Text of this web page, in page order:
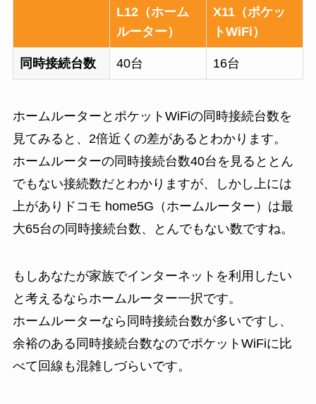
L12（ホーム
ルーター）
X11（ポケッ
トWiFi）
同時接続台数 40台 16台
ホームルーターとポケットWiFiの同時接続台数を
見てみると、2倍近くの差があるとわかります。
ホームルーターの同時接続台数40台を見るととん
でもない接続数だとわかりますが、しかし上には
上がありドコモ home5G（ホームルーター）は最
大65台の同時接続台数、とんでもない数ですね。
もしあなたが家族でインターネットを利用したい
と考えるならホームルーター一択です。
ホームルーターなら同時接続台数が多いですし、
余裕のある同時接続台数なのでポケットWiFiに比
べて回線も混雑しづらいです。